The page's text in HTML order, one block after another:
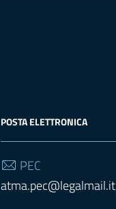
POSTA ELETTRONICA
PEC
atma.pec@legalmail.it